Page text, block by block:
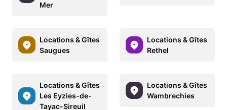
Mer
Locations & Gîtes
Saugues
Locations & Gîtes
Rethel
Locations & Gîtes
Les Eyzies-de-
Tayac-Sireuil
Locations & Gîtes
Wambrechies